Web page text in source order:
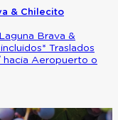
& Chilecito
Brava &
Traslados
hacia Aeropuerto o